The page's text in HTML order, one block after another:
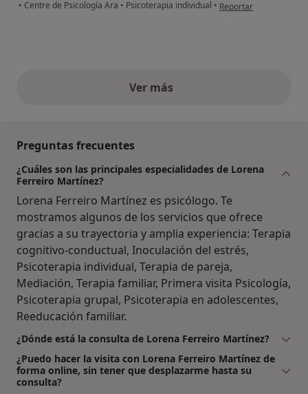
• Centre de Psicología Ara • Psicoterapia individual • en opinión del usuario
Reportar
Ver másopiniones anteriores
Preguntas frecuentes
¿Cuáles son las principales especialidades de Lorena
Ferreiro Martínez?
Lorena Ferreiro Martínez es psicólogo. Te
mostramos algunos de los servicios que ofrece
gracias a su trayectoria y amplia experiencia: Terapia
cognitivo-conductual, Inoculación del estrés,
Psicoterapia individual, Terapia de pareja,
Mediación, Terapia familiar, Primera visita Psicología,
Psicoterapia grupal, Psicoterapia en adolescentes,
Reeducación familiar.
¿Dónde está la consulta de Lorena Ferreiro Martínez?
¿Puedo hacer la visita con Lorena Ferreiro Martínez de
forma online, sin tener que desplazarme hasta su
consulta?